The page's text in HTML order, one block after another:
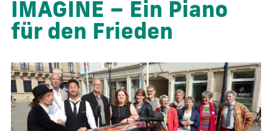
IMAGINE – Ein Piano
für den Frieden